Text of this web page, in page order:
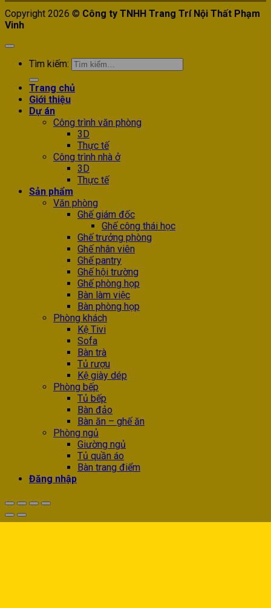
Copyright 2026 © Công ty TNHH Trang Trí Nội Thất Phạm
Vinh
Tìm kiếm:
Trang chủ
Giới thiệu
Dự án
Công trình văn phòng
3D
Thực tế
Công trình nhà ở
3D
Thực tế
Sản phẩm
Văn phòng
Ghế giám đốc
Ghế công thái học
Ghế trưởng phòng
Ghế nhân viên
Ghế pantry
Ghế hội trường
Ghế phòng họp
Bàn làm việc
Bàn phòng họp
Phòng khách
Kệ Tivi
Sofa
Bàn trà
Tủ rượu
Kệ giày dép
Phòng bếp
Tủ bếp
Bàn đảo
Bàn ăn – ghế ăn
Phòng ngủ
Giường ngủ
Tủ quần áo
Bàn trang điểm
Đăng nhập